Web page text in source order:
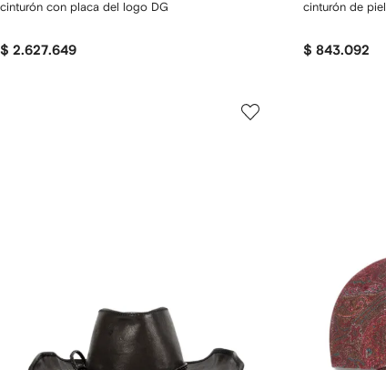
cinturón con placa del logo DG
$ 2.627.649
cinturón de piel
$ 843.092